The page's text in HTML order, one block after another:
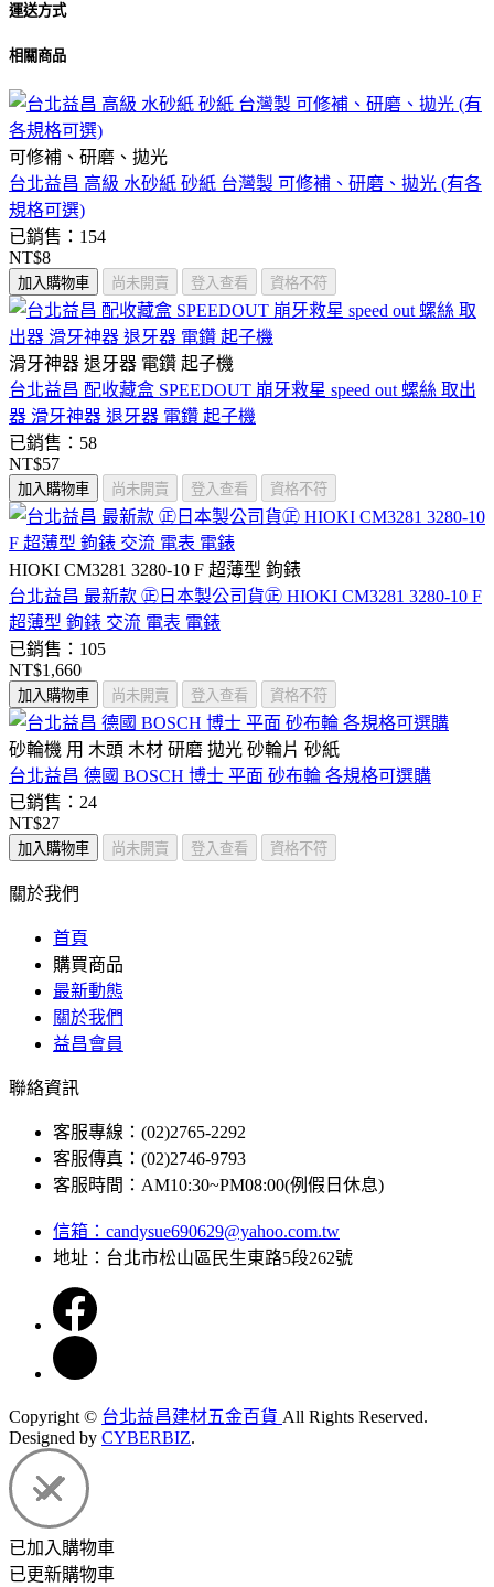
運送方式
相關商品
可修補、研磨、拋光
台北益昌 高級 水砂紙 砂紙 台灣製 可修補、研磨、拋光 (有各
規格可選)
已銷售：154
NT$8
加入購物車 尚未開賣 登入查看 資格不符
滑牙神器 退牙器 電鑽 起子機
台北益昌 配收藏盒 SPEEDOUT 崩牙救星 speed out 螺絲 取出
器 滑牙神器 退牙器 電鑽 起子機
已銷售：58
NT$57
加入購物車 尚未開賣 登入查看 資格不符
HIOKI CM3281 3280-10 F 超薄型 鉤錶
台北益昌 最新款 ㊣日本製公司貨㊣ HIOKI CM3281 3280-10 F
超薄型 鉤錶 交流 電表 電錶
已銷售：105
NT$1,660
加入購物車 尚未開賣 登入查看 資格不符
砂輪機 用 木頭 木材 研磨 拋光 砂輪片 砂紙
台北益昌 德國 BOSCH 博士 平面 砂布輪 各規格可選購
已銷售：24
NT$27
加入購物車 尚未開賣 登入查看 資格不符
關於我們
首頁
購買商品
最新動態
關於我們
益昌會員
聯絡資訊
客服專線：(02)2765-2292
客服傳真：(02)2746-9793
客服時間：AM10:30~PM08:00(例假日休息)
信箱：candysue690629@yahoo.com.tw
地址：台北市松山區民生東路5段262號
Copyright © 台北益昌建材五金百貨 All Rights Reserved.
Designed by CYBERBIZ.
已加入購物車
已更新購物車